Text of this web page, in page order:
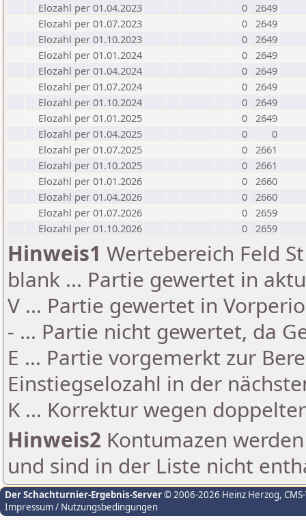
Elozahl per 01.04.2023
0 2649
Elozahl per 01.07.2023
0 2649
Elozahl per 01.10.2023
0 2649
Elozahl per 01.01.2024
0 2649
Elozahl per 01.04.2024
0 2649
Elozahl per 01.07.2024
0 2649
Elozahl per 01.10.2024
0 2649
Elozahl per 01.01.2025
0 2649
Elozahl per 01.04.2025
0
0
Elozahl per 01.07.2025
0 2661
Elozahl per 01.10.2025
0 2661
Elozahl per 01.01.2026
0 2660
Elozahl per 01.04.2026
0 2660
Elozahl per 01.07.2026
0 2659
Elozahl per 01.10.2026
0 2659
Hinweis1 Wertebereich Feld
blank ... Partie gewertet in
V ... Partie gewertet in
- ... Partie nicht gewertet, da
E ... Partie vorgemerkt zur
Einstiegselozahl in der
K ... Korrektur wegen
Hinweis2 Kontumazen
und sind in der Liste nicht
Der Schachturnier-Ergebnis-Server© 2006-2026 Heinz Herzog,
Impressum / Nutzungsbedingungen